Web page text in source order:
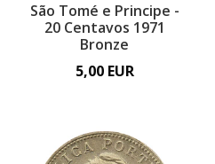
São Tomé e Principe -
20 Centavos 1971
Bronze
5,00 EUR